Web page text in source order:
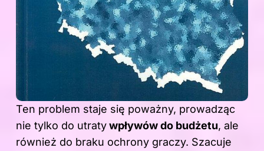
Ten problem staje się poważny, prowadząc
nie tylko do utratywpływów do budżetu, ale
również do braku ochrony graczy. Szacuje